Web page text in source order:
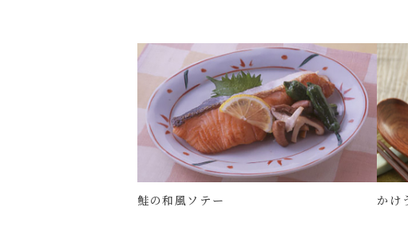
鮭の和風ソテー かけ